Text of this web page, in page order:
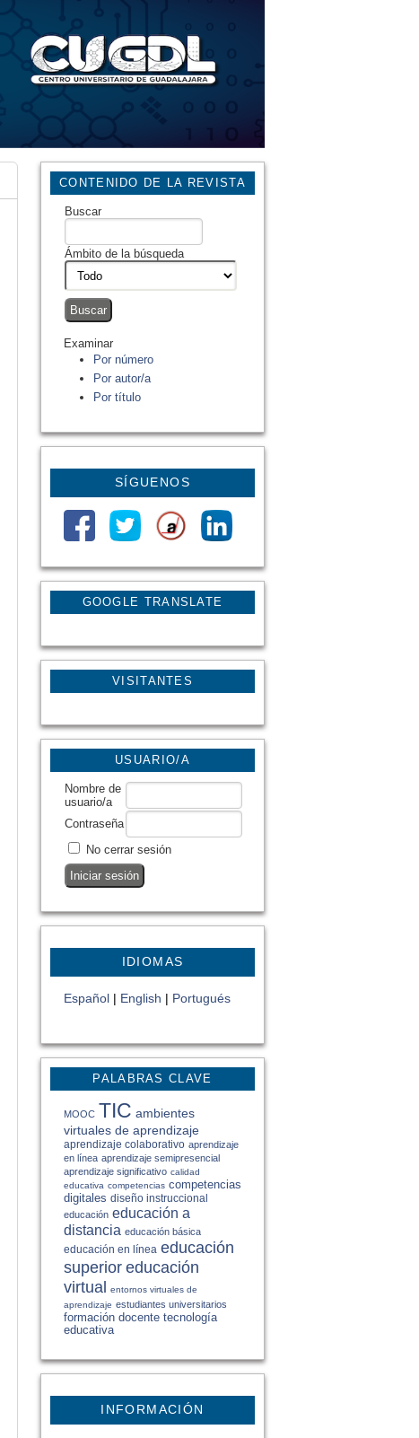
GOOGLE TRANSLATE
VISITANTES
CONTENIDO DE LA REVISTA
Buscar
Ámbito de la búsqueda
Examinar
Por número
Por autor/a
Por título
SÍGUENOS
USUARIO/A
Nombre de
usuario/a
Contraseña
No cerrar sesión
IDIOMAS
Español | English | Portugués
PALABRAS CLAVE
MOOC TIC ambientes
virtuales de aprendizaje
aprendizaje colaborativo aprendizaje
en línea aprendizaje semipresencial
aprendizaje significativo calidad
educativa competencias competencias
digitales diseño instruccional
educación educación a
distancia educación básica
educación en línea educación
superior educación
virtual entornos virtuales de
aprendizaje estudiantes universitarios
formación docente tecnología
educativa
INFORMACIÓN